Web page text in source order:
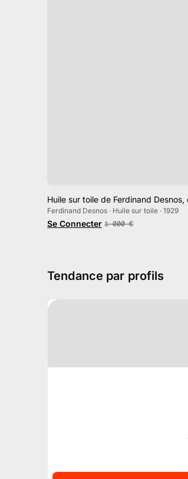
Huile sur toile de Ferdinand
Ferdinand Desnos · Huile sur toile · 1929
Se Connecter 1 000 €
Tendance par profils